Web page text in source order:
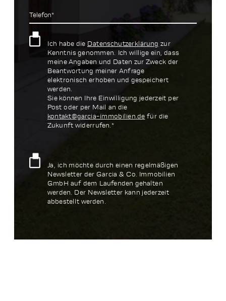
Telefon*
Ich habe die Datenschutzerklärung zur
Kenntnis genommen. Ich willige ein, dass
meine Angaben und Daten zur Zweck der
Beantwortung meiner Anfrage
elektronisch erhoben und gespeichert
werden.
Sie können Ihre Einwilligung jederzeit per
Post oder per Mail an die
kontakt@garcia-immobilien.de für die
Zukunft widerrufen.*
Ja, ich möchte durch einen regelmäßigen
Newsletter der Garcia & Co. Immobilien
GmbH auf dem Laufenden gehalten
werden. Der Newsletter kann jederzeit
abbestellt werden.